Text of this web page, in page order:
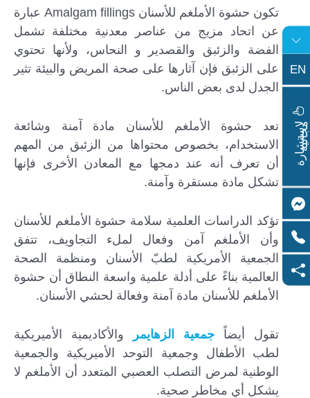
تكون حشوة الأملغم للأسنان Amalgam fillings عبارة
عن اتحاد مزيج من عناصر معدنية مختلفة تشمل
الفضة والزئبق والقصدير و النحاس، ولأنها تحتوي
على الزئبق فإن آثارها على صحة المريض والبيئة تثير
الجدل لدى بعض الناس.
تعد حشوة الأملغم للأسنان مادة آمنة وشائعة
الاستخدام، بخصوص محتواها من الزئبق من المهم
أن تعرف أنه عند دمجها مع المعادن الأخرى فإنها
تشكل مادة مستقرة وآمنة.
تؤكد الدراسات العلمية سلامة حشوة الأملغم للأسنان
وأن الأملغم آمن وفعال لملء التجاويف، تتفق
الجمعية الأمريكية لطبّ الأسنان ومنظمة الصحة
العالمية بناءً على أدلة علمية واسعة النطاق أن حشوة
الأملغم للأسنان مادة آمنة وفعالة لحشي الأسنان.
تقول أيضاً جمعية الزهايمر
والأكاديمية الأميريكية
لطب الأطفال وجمعية التوحد الأميريكية والجمعية
الوطنية لمرض التصلب العصبي المتعدد أن الأملغم لا
يشكل أي مخاطر صحية.
EN
ل
ا
س
ت
ش
ا
ر
ة
م
ج
ا
ن
ي
ة